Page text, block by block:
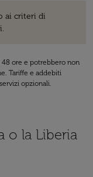
ai criteri di
ore e potrebbero non
Tariffe e addebiti
opzionali.
o la Liberia